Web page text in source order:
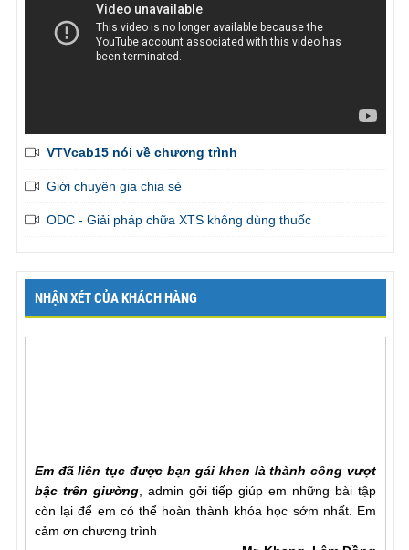
VTVcab15 nói về chương trình
Giới chuyên gia chia sẻ
ODC - Giải pháp chữa XTS không dùng thuốc
NHẬN XÉT CỦA KHÁCH HÀNG
bậc trên giường, admin gởi tiếp giúp em những bài tập
còn lại để em có thể hoàn thành khóa học sớm nhất. Em
cảm ơn chương trình